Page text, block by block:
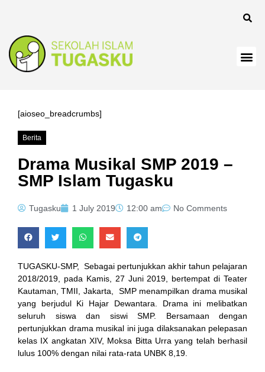
Hacklink
[aioseo_breadcrumbs]
Berita
Drama Musikal SMP 2019 –
SMP Islam Tugasku
Tugasku 1 July 2019 12:00 am No Comments
TUGASKU-SMP, Sebagai pertunjukkan akhir tahun pelajaran
2018/2019, pada Kamis, 27 Juni 2019, bertempat di Teater
Kautaman, TMII, Jakarta, SMP menampilkan drama musikal
yang berjudul Ki Hajar Dewantara. Drama ini melibatkan
seluruh siswa dan siswi SMP. Bersamaan dengan
pertunjukkan drama musikal ini juga dilaksanakan pelepasan
kelas IX angkatan XIV, Moksa Bitta Urra yang telah berhasil
lulus 100% dengan nilai rata-rata UNBK 8,19.